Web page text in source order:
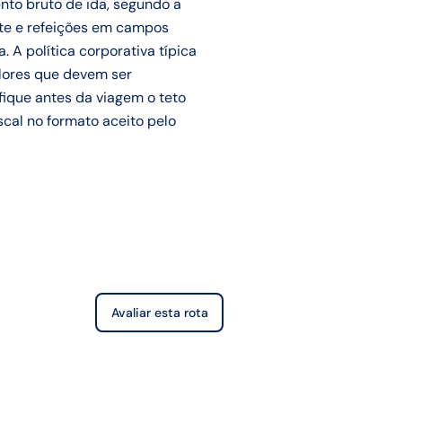
bruto de ida, segundo a
e refeições em campos
A política corporativa típica
que devem ser
antes da viagem o teto
no formato aceito pelo
Avaliar esta rota